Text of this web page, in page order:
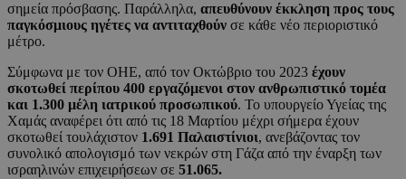
σημεία πρόσβασης. Παράλληλα, απευθύνουν έκκληση προς τους
παγκόσμιους ηγέτες να αντιταχθούν σε κάθε νέο περιοριστικό
μέτρο.
Σύμφωνα με τον ΟΗΕ, από τον Οκτώβριο του 2023 έχουν
σκοτωθεί περίπου 400 εργαζόμενοι στον ανθρωπιστικό τομέα
και 1.300 μέλη ιατρικού προσωπικού. Το υπουργείο Υγείας της
Χαμάς αναφέρει ότι από τις 18 Μαρτίου μέχρι σήμερα έχουν
σκοτωθεί τουλάχιστον 1.691 Παλαιστίνιοι, ανεβάζοντας τον
συνολικό απολογισμό των νεκρών στη Γάζα από την έναρξη των
ισραηλινών επιχειρήσεων σε 51.065.